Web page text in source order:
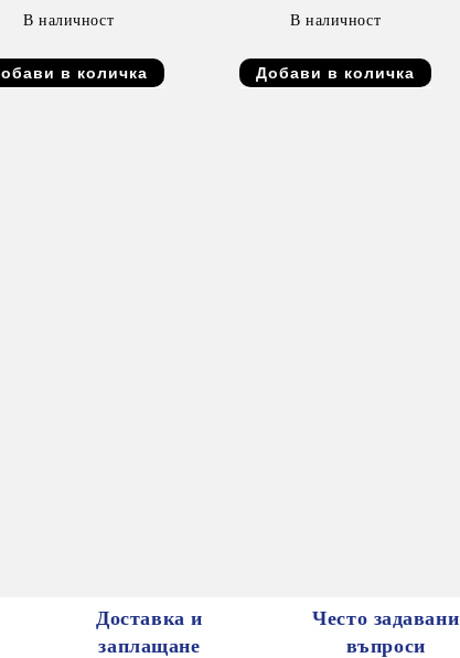
В наличност В наличност
Доставка и
заплащане
Често задавани
въпроси